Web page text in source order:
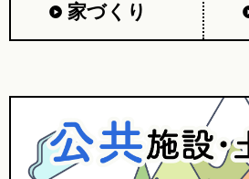
家づくり